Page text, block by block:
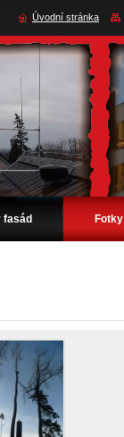
fasád Fotky
Úvodní stránka